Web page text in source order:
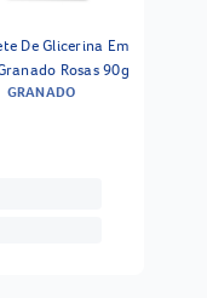
De Glicerina Em
Rosas 90g
GRANADO